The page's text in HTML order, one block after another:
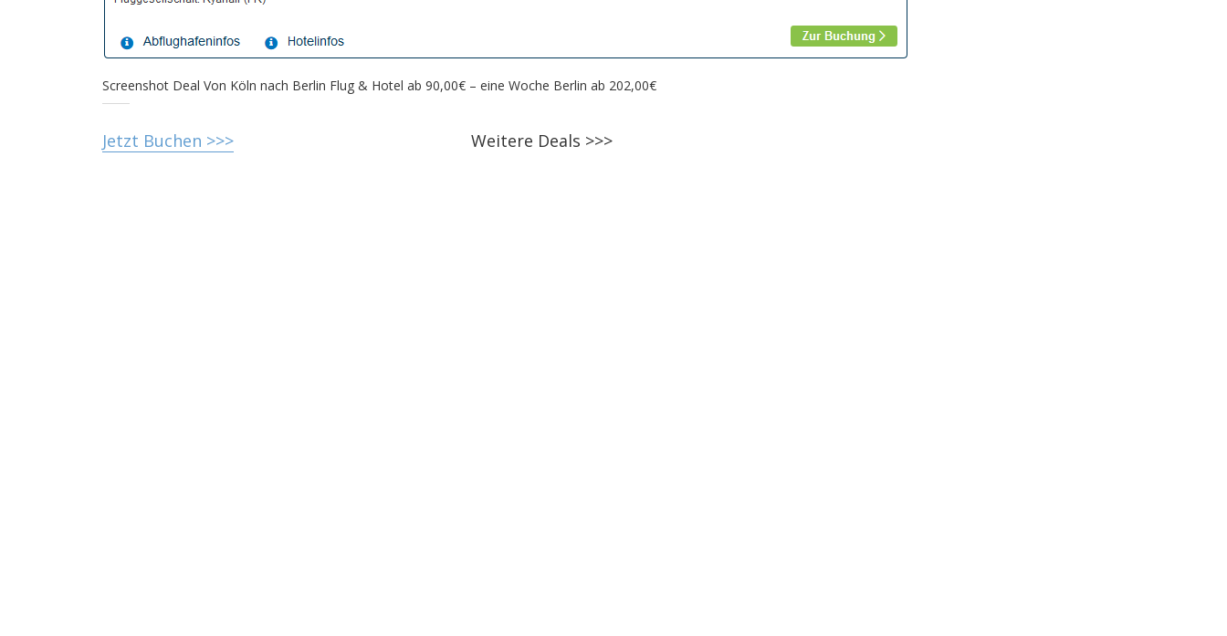
Screenshot Deal Von Köln nach Berlin Flug & Hotel ab 90,00€ – eine Woche Berlin ab 202,00€
Jetzt Buchen >>> Weitere Deals >>>